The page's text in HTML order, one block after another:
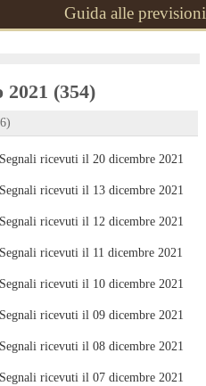
Guida alle previsioni
(354)
ricevuti il 20 dicembre 2021
ricevuti il 13 dicembre 2021
ricevuti il 12 dicembre 2021
ricevuti il 11 dicembre 2021
ricevuti il 10 dicembre 2021
ricevuti il 09 dicembre 2021
ricevuti il 08 dicembre 2021
ricevuti il 07 dicembre 2021